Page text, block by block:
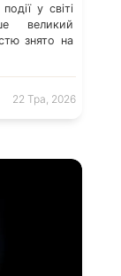
у світі
великий
знято на
22 Тра, 2026